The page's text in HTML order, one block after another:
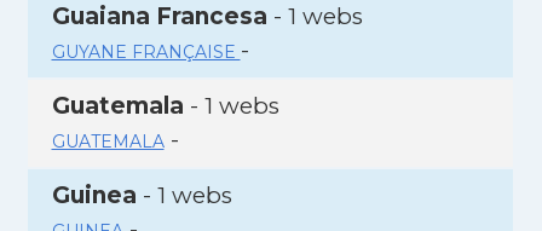
Guaiana Francesa - 1 webs
GUYANE FRANÇAISE -
Guatemala - 1 webs
GUATEMALA-
Guinea - 1 webs